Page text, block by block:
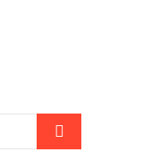
Buscar